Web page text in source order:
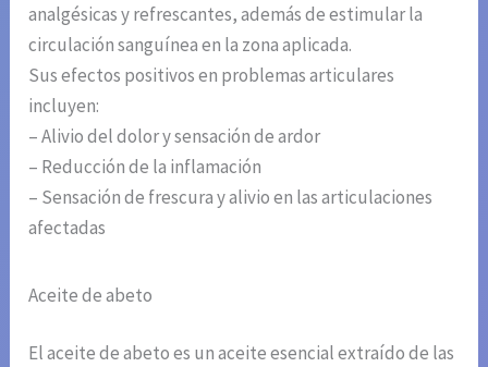
analgésicas y refrescantes, además de estimular la
circulación sanguínea en la zona aplicada.
Sus efectos positivos en problemas articulares
incluyen:
– Alivio del dolor y sensación de ardor
– Reducción de la inflamación
– Sensación de frescura y alivio en las articulaciones
afectadas
Aceite de abeto
El aceite de abeto es un aceite esencial extraído de las